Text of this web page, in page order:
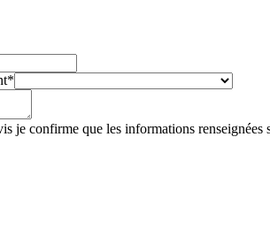
*
je confirme que les informations renseignées